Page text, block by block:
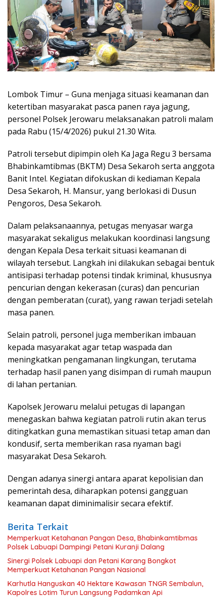
Lombok Timur – Guna menjaga situasi keamanan dan
ketertiban masyarakat pasca panen raya jagung,
personel Polsek Jerowaru melaksanakan patroli malam
pada Rabu (15/4/2026) pukul 21.30 Wita.
Patroli tersebut dipimpin oleh Ka Jaga Regu 3 bersama
Bhabinkamtibmas (BKTM) Desa Sekaroh serta anggota
Banit Intel. Kegiatan difokuskan di kediaman Kepala
Desa Sekaroh, H. Mansur, yang berlokasi di Dusun
Pengoros, Desa Sekaroh.
Dalam pelaksanaannya, petugas menyasar warga
masyarakat sekaligus melakukan koordinasi langsung
dengan Kepala Desa terkait situasi keamanan di
wilayah tersebut. Langkah ini dilakukan sebagai bentuk
antisipasi terhadap potensi tindak kriminal, khususnya
pencurian dengan kekerasan (curas) dan pencurian
dengan pemberatan (curat), yang rawan terjadi setelah
masa panen.
Selain patroli, personel juga memberikan imbauan
kepada masyarakat agar tetap waspada dan
meningkatkan pengamanan lingkungan, terutama
terhadap hasil panen yang disimpan di rumah maupun
di lahan pertanian.
Kapolsek Jerowaru melalui petugas di lapangan
menegaskan bahwa kegiatan patroli rutin akan terus
ditingkatkan guna memastikan situasi tetap aman dan
kondusif, serta memberikan rasa nyaman bagi
masyarakat Desa Sekaroh.
Dengan adanya sinergi antara aparat kepolisian dan
pemerintah desa, diharapkan potensi gangguan
keamanan dapat diminimalisir secara efektif.
Berita Terkait
Memperkuat Ketahanan Pangan Desa, Bhabinkamtibmas
Polsek Labuapi Dampingi Petani Kuranji Dalang
Sinergi Polsek Labuapi dan Petani Karang Bongkot
Memperkuat Ketahanan Pangan Nasional
Karhutla Hanguskan 40 Hektare Kawasan TNGR Sembalun,
Kapolres Lotim Turun Langsung Padamkan Api